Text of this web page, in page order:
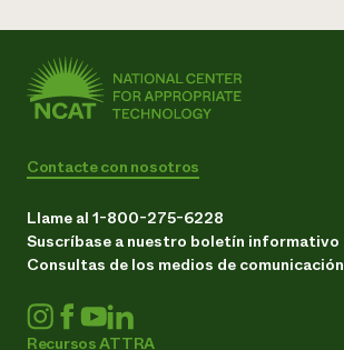
Contacte con nosotros
Llame al 1-800-275-6228
Suscríbase a nuestro boletín informativo
Consultas de los medios de comunicación
Recursos ATTRA